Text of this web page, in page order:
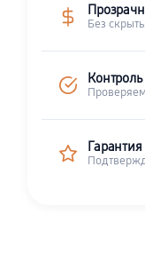
Без
Контроль